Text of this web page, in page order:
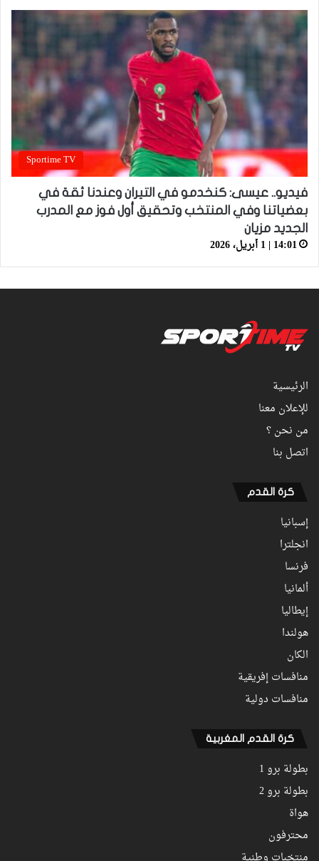
Sportime TV
فيديو.. عيسى: كنخدمو في التيران وعندنا ثقة في
بعضياتنا وفي المنتخب وتحقيق أول فوز مع المدرب
الجديد مزيان
14:01 | 1 أبريل، 2026
الرئيسية
للإعلان معنا
من نحن ؟
اتصل بنا
كرة القدم
إسبانيا
انجلترا
فرنسا
ألمانيا
إيطاليا
هولندا
الكان
منافسات إفريقية
منافسات دولية
كرة القدم المغربية
بطولة برو 1
بطولة برو 2
هواة
محترفون